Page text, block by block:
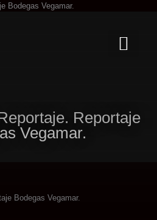
Bodegas Vegamar.
Reportaje
Vegamar.
Bodegas Vegamar.